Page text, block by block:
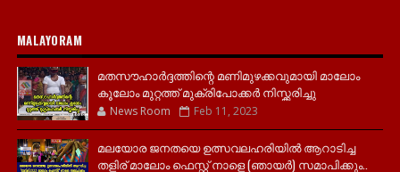
MALAYORAM
മതസൗഹാർദ്ദത്തിന്റെ മണിമുഴക്കവുമായി മാലോം
കൂലോം മുറ്റത്ത് മുക്രിപോക്കർ നിസ്ക്കരിച്ചു
News Room Feb 11, 2023
മലയോര ജനതയെ ഉത്സവലഹരിയിൽ ആറാടിച്ച
തളിര് മാലോം ഫെസ്റ്റ് നാളെ (ഞായർ) സമാപിക്കും..